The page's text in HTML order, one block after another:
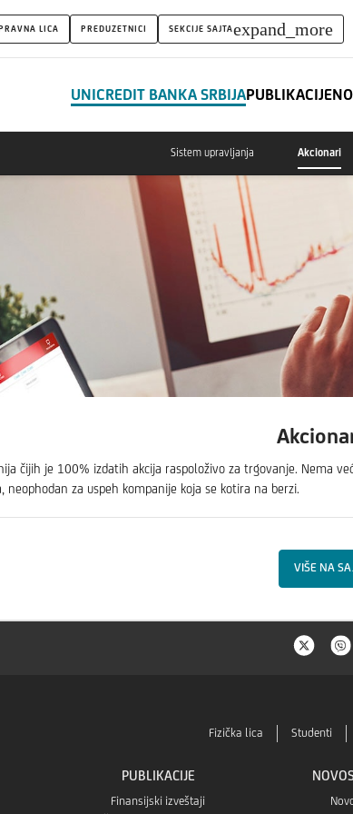
LICA PREDUZETNICI SEKCIJE SAJTAexpand_more
UNICREDIT BANKA SRBIJAPUBLIKACIJE
Sistem upravljanja Akcionari
čijih je 100% izdatih akcija raspoloživo za trgovanje. Nema
neophodan za uspeh kompanije koja se kotira na berzi.
VIŠE NA
Fizička lica Studenti
PUBLIKACIJE
Finansijski izveštaji